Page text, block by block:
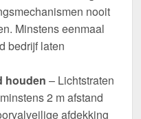
nooit
Minstens eenmaal
bedrijf laten
houden – Lichtstraten
2 m afstand
afdekking